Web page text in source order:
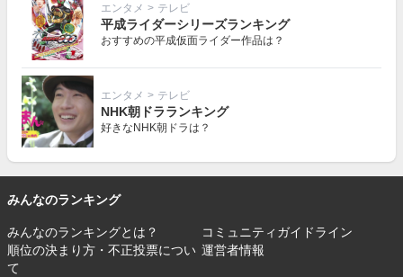
エンタメ > テレビ
平成ライダーシリーズランキング
おすすめの平成仮面ライダー作品は？
エンタメ > テレビ
NHK朝ドラランキング
好きなNHK朝ドラは？
みんなのランキング
みんなのランキングとは？
コミュニティガイドライン
順位の決まり方・不正投票につい
て
運営者情報